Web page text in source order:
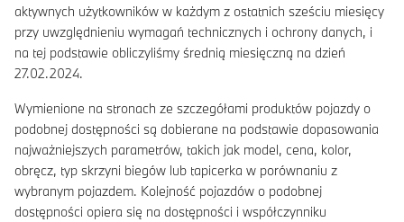
aktywnych użytkowników w każdym z ostatnich sześciu miesięcy
przy uwzględnieniu wymagań technicznych i ochrony danych, i
na tej podstawie obliczyliśmy średnią miesięczną na dzień
27.02.2024.
Wymienione na stronach ze szczegółami produktów pojazdy o
podobnej dostępności są dobierane na podstawie dopasowania
najważniejszych parametrów, takich jak model, cena, kolor,
obręcz, typ skrzyni biegów lub tapicerka w porównaniu z
wybranym pojazdem. Kolejność pojazdów o podobnej
dostępności opiera się na dostępności i współczynniku